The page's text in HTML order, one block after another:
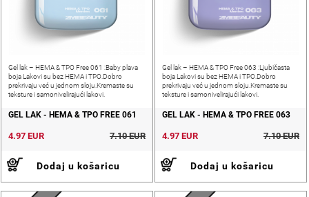
Gel lak – HEMA & TPO Free 061 :Baby plava
boja Lakovi su bez HEMA i TPO.Dobro
prekrivaju već u jednom sloju.Kremaste su
teksture i samonivelirajući lakovi.
GEL LAK - HEMA & TPO FREE 061
4.97 EUR 7.10 EUR
Dodaj u košaricu
Gel lak – HEMA & TPO Free 063 :Ljubičasta
boja Lakovi su bez HEMA i TPO.Dobro
prekrivaju već u jednom sloju.Kremaste su
teksture i samonivelirajući lakovi.
GEL LAK - HEMA & TPO FREE 063
4.97 EUR 7.10 EUR
Dodaj u košaricu